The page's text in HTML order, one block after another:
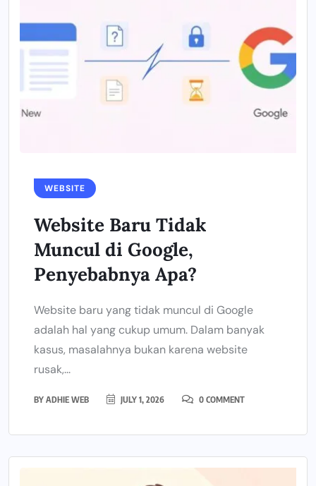
WEBSITE
Website Baru Tidak
Muncul di Google,
Penyebabnya Apa?
Website baru yang tidak muncul di Google
adalah hal yang cukup umum. Dalam banyak
kasus, masalahnya bukan karena website
rusak,...
BY ADHIE WEB JULY 1, 2026 0 COMMENT